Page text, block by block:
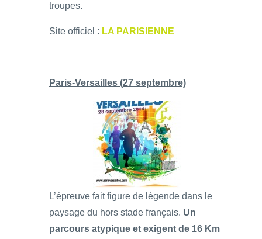
troupes.
Site officiel : LA PARISIENNE
Paris-Versailles (27 septembre)
L’épreuve fait figure de légende dans le
paysage du hors stade français. Un
parcours atypique et exigent de 16 Km